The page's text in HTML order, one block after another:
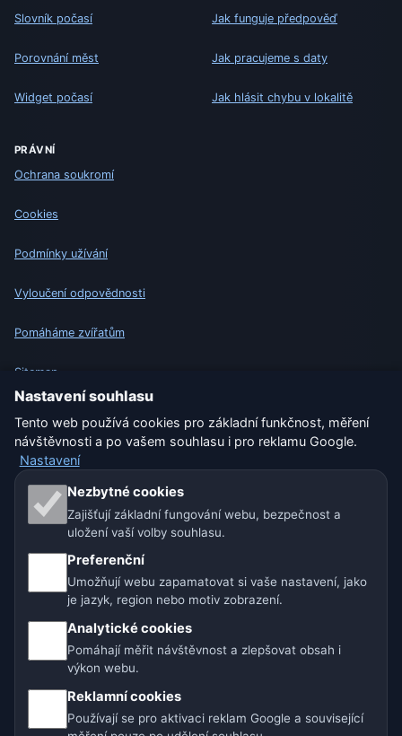
Slovník počasí
Porovnání měst
Widget počasí
Jak funguje předpověď
Jak pracujeme s daty
Jak hlásit chybu v lokalitě
PRÁVNÍ
Ochrana soukromí
Cookies
Podmínky užívání
Vyloučení odpovědnosti
Pomáháme zvířatům
Sitemap
Nastavení
Naše weby o počasí:
🇨🇿 Česko 🇭🇷 Chorvatsko 🇧🇬 Bulharsko
🇩🇪🇦🇹🇨🇭 Německo / Rakousko / Švýcarsko
🌎 Latinská Amerika a Španělsko
🇮🇳 Jižní a jihovýchodní Asie
Provozovatel: Spolek Minizoo.cz z.s. | IČO: 21135550 |
info@pocasi.online
© 2026 Počasí Online · Meteorologická data: MET Norway · Open-
Nastavení souhlasu
Tento web používá cookies pro základní funkčnost, měření
návštěvnosti a po vašem souhlasu i pro reklamu Google.
Nastavení
Nezbytné cookies
Zajišťují základní fungování webu, bezpečnost a
uložení vaší volby souhlasu.
Preferenční
Umožňují webu zapamatovat si vaše nastavení, jako
je jazyk, region nebo motiv zobrazení.
Analytické cookies
Pomáhají měřit návštěvnost a zlepšovat obsah i
výkon webu.
Reklamní cookies
Používají se pro aktivaci reklam Google a související